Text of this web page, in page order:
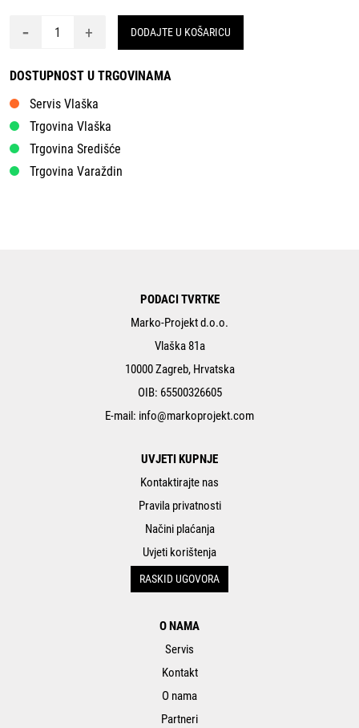
- + DODAJTE U KOŠARICU
DOSTUPNOST U TRGOVINAMA
Servis Vlaška
Trgovina Vlaška
Trgovina Središće
Trgovina Varaždin
PODACI TVRTKE
Marko-Projekt d.o.o.
Vlaška 81a
10000 Zagreb, Hrvatska
OIB: 65500326605
E-mail: info@markoprojekt.com
UVJETI KUPNJE
Kontaktirajte nas
Pravila privatnosti
Načini plaćanja
Uvjeti korištenja
RASKID UGOVORA
O NAMA
Servis
Kontakt
O nama
Partneri